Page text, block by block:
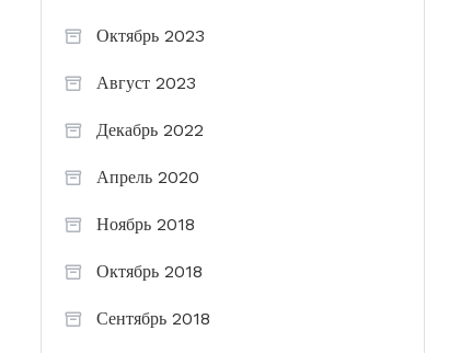
Октябрь 2023
Август 2023
Декабрь 2022
Апрель 2020
Ноябрь 2018
Октябрь 2018
Сентябрь 2018